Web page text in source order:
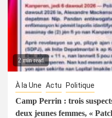
2 min read
À la Une Actu Politique
Camp Perrin : trois
deux jeunes femmes, «